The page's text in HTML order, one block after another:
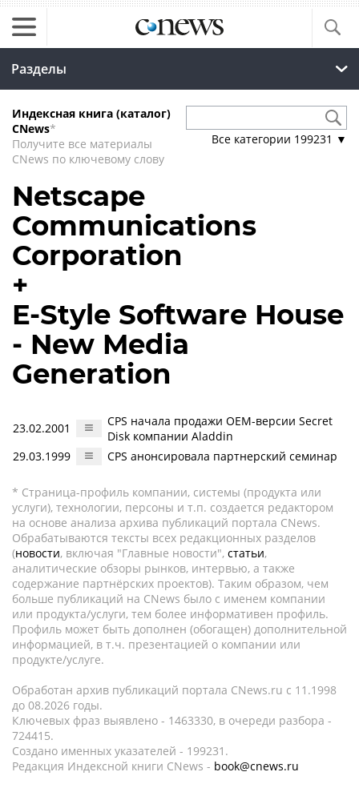
Разделы
Индексная книга (каталог)
CNews*
Получите все материалы
CNews по ключевому слову
Все категории 199231 ▼
Netscape
Communications
Corporation
+
E-Style Software House
- New Media
Generation
23.02.2001
CPS начала продажи OEM-версии Secret
Disk компании Aladdin
29.03.1999
CPS анонсировала партнерский семинар
* Страница-профиль компании, системы (продукта или
услуги), технологии, персоны и т.п. создается редактором
на основе анализа архива публикаций портала CNews.
Обрабатываются тексты всех редакционных разделов
(новости, включая "Главные новости", статьи,
аналитические обзоры рынков, интервью, а также
содержание партнёрских проектов). Таким образом, чем
больше публикаций на CNews было с именем компании
или продукта/услуги, тем более информативен профиль.
Профиль может быть дополнен (обогащен) дополнительной
информацией, в т.ч. презентацией о компании или
продукте/услуге.
Обработан архив публикаций портала CNews.ru c 11.1998
до 08.2026 годы.
Ключевых фраз выявлено - 1463330, в очереди разбора -
724415.
Создано именных указателей - 199231.
Редакция Индексной книги CNews - book@cnews.ru